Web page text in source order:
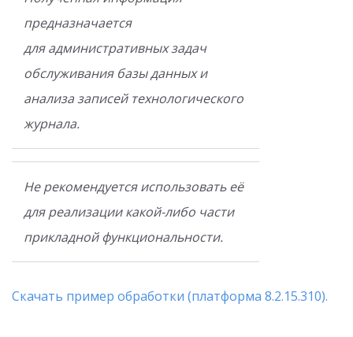
предназначается
для административных задач
обслуживания базы данных и
анализа записей технологического
журнала.
Не рекомендуется использовать её
для реализации какой-либо части
прикладной функциональности.
Скачать пример обработки (платформа 8.2.15.310).